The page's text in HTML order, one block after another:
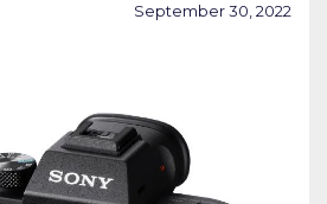
September 30, 2022